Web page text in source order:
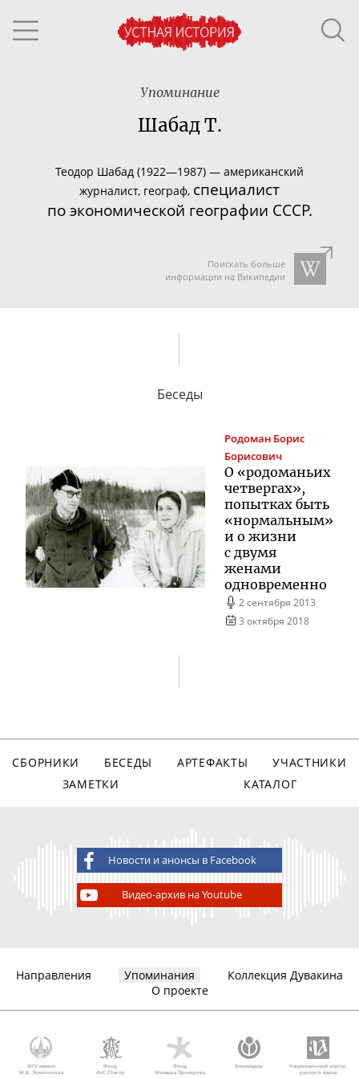
Упоминание
Шабад Т.
Теодор Шабад (1922—1987) — американский
журналист, географ, специалист
по экономической географии СССР.
Поискать больше
информации на Википедии
Беседы
Родоман Борис
Борисович
О «родоманьих
четвергах»,
попытках быть
«нормальным»
и о жизни
с двумя
женами
одновременно
2 сентября 2013
3 октября 2018
СБОРНИКИ БЕСЕДЫ АРТЕФАКТЫ
УЧАСТНИКИ
ЗАМЕТКИ
КАТАЛОГ
Новости и анонсы в Facebook
Видео-архив на Youtube
Направления Упоминания
Коллекция Дувакина
О проекте
МГУ имени
М.В. Ломоносова
Фонд
AVC Charity
Фонд
Михаила Прохорова
Викимедиа
Национальный корпус
русского языка